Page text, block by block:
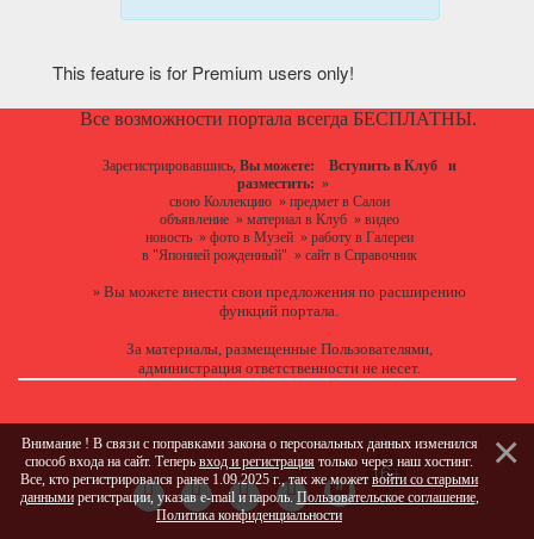
This feature is for Premium users only!
Все возможности портала всегда БЕСПЛАТНЫ.
Зарегистрировавшись, Вы можете: Вступить в Клуб
и
разместить: »
свою Коллекцию» предмет в Салон
объявление» материал в Клуб» видео
новость» фото в Музей» работу в Галереи
в "Японией рожденный" » сайт в Справочник
» Вы можете внести свои предложенияпо расширению
функций портала.
За материалы, размещенные Пользователями,
администрация ответственности не несет.
Внимание ! В связи с поправками закона о персональных данных изменился
способ входа на сайт. Теперь вход и регистрация только через наш хостинг.
Все, кто регистрировался ранее 1.09.2025 г., так же может войти со старыми
даннымирегистрации, указав e-mail и пароль.Пользовательское соглашение,
Политика конфиденциальности